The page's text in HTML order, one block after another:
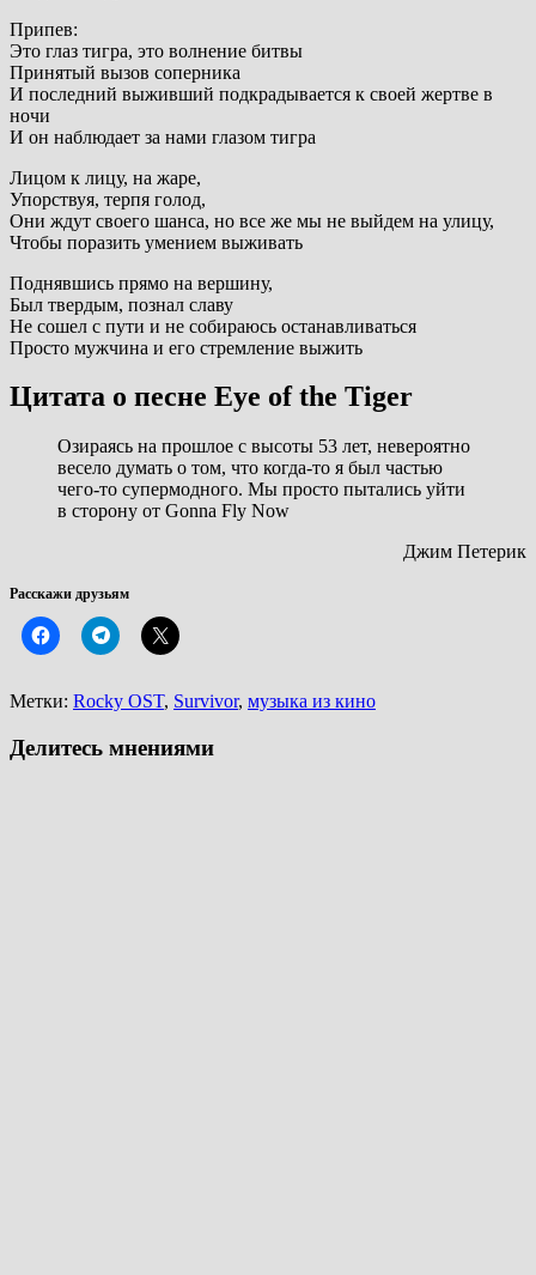
Припев:
Это глаз тигра, это волнение битвы
Принятый вызов соперника
И последний выживший подкрадывается к своей жертве в
ночи
И он наблюдает за нами глазом тигра
Лицом к лицу, на жаре,
Упорствуя, терпя голод,
Они ждут своего шанса, но все же мы не выйдем на улицу,
Чтобы поразить умением выживать
Поднявшись прямо на вершину,
Был твердым, познал славу
Не сошел с пути и не собираюсь останавливаться
Просто мужчина и его стремление выжить
Цитата о песне Eye of the Tiger
Озираясь на прошлое с высоты 53 лет, невероятно
весело думать о том, что когда-то я был частью
чего-то супермодного. Мы просто пытались уйти
в сторону от Gonna Fly Now
Джим Петерик
Расскажи друзьям
Метки: Rocky OST, Survivor, музыка из кино
Делитесь мнениями